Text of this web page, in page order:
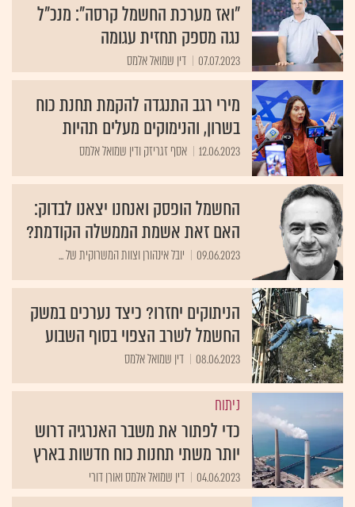
"ואז מערכת החשמל קרסה": מנכ"ל
נגה מספק תחזית עגומה
07.07.2023 דין שמואל אלמס
מירי רגב התנגדה להקמת תחנת כוח
בשרון, והנימוקים מעלים תהיות
12.06.2023 אסף זגריזק ודין שמואל אלמס
החשמל הופסק ואנחנו יצאנו לבדוק:
האם זאת אשמת הממשלה הקודמת?
09.06.2023 יובל אינהורן וצוות המשרוקית של ...
הניתוקים יחזרו? כיצד נערכים במשק
החשמל לשרב הצפוי בסוף השבוע
08.06.2023 דין שמואל אלמס
ניתוח
כדי לפתור את משבר האנרגיה דרוש
יותר משתי תחנות כוח חדשות בארץ
04.06.2023 דין שמואל אלמס ואורן דורי